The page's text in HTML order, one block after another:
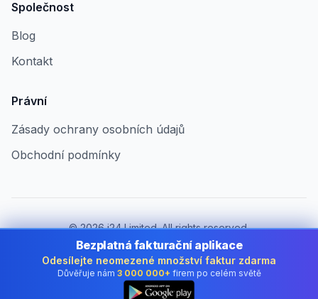
Společnost
Blog
Kontakt
Právní
Zásady ochrany osobních údajů
Obchodní podmínky
©2026i24 Limited. All rights reserved.
Pro firmy v Czech Republic
Změnit zemi:
Czech Republic
Bezplatná fakturační aplikace
Odesílejte neomezené množství faktur zdarma
Důvěřuje nám 3 000 000+ firem po celém světě